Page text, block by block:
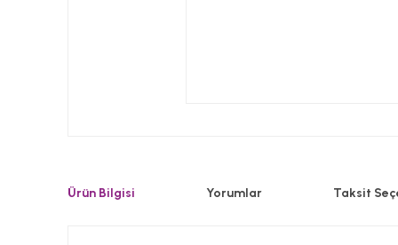
Ürün Bilgisi Yorumlar Taksit